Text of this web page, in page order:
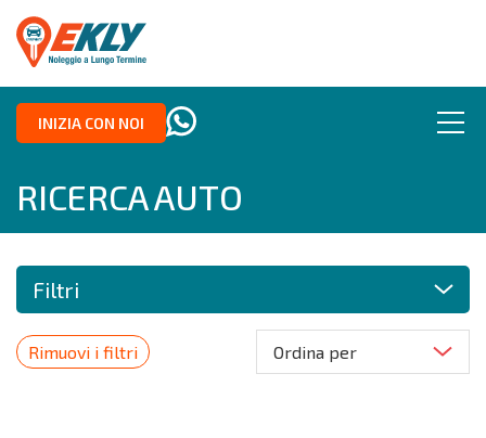
INIZIA CON NOI
RICERCA AUTO
Filtri
Rimuovi i filtri Ordina per